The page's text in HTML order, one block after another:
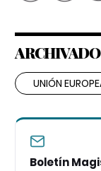
UNIÓN
Boletín